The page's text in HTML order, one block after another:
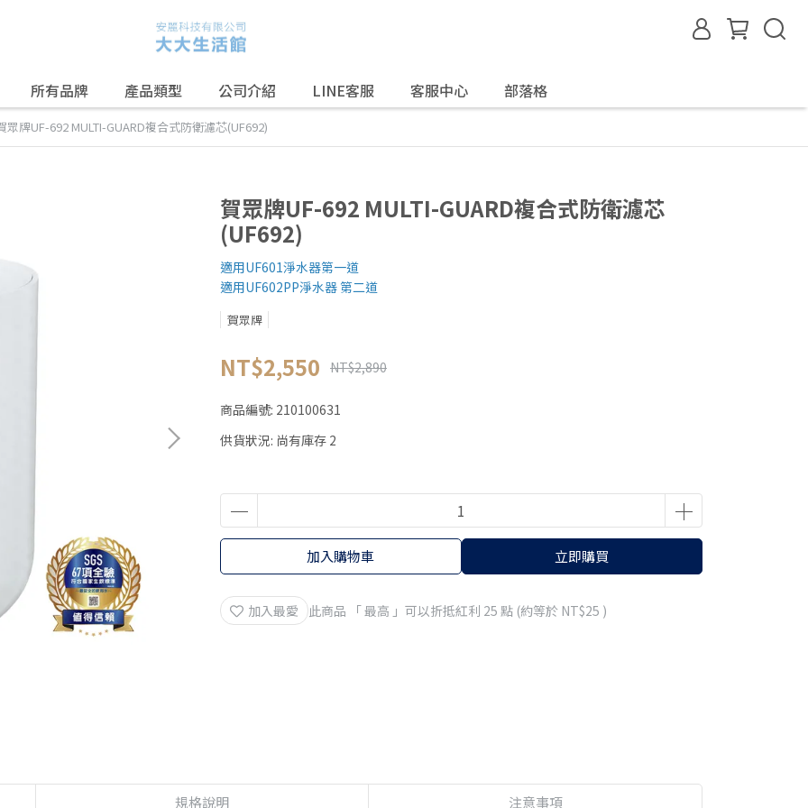
所有品牌 產品類型 公司介紹 LINE客服 客服中心 部落格
眾牌UF-692 MULTI-GUARD複合式防衛濾芯(UF692)
賀眾牌UF-692 MULTI-GUARD複合式防衛濾芯
(UF692)
適用UF601淨水器第一道
適用UF602PP淨水器 第二道
賀眾牌
NT$2,550 NT$2,890
商品編號: 210100631
供貨狀況: 尚有庫存 2
加入購物車 立即購買
加入最愛 此商品 「 最高 」可以折抵紅利 25 點 (約等於 NT$25 )
規格說明 注意事項